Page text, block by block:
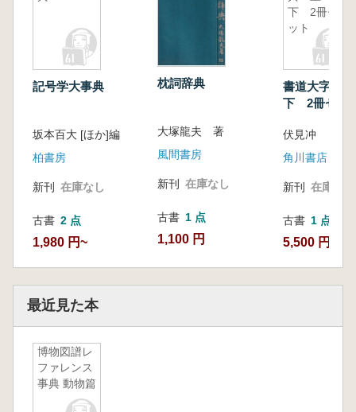
記号学大事典
坂本百大 [ほか]編
柏書房
新刊 在庫なし
古書 2 点
1,980 円~
枕詞辞典
大塚龍夫 著
風間書房
新刊 在庫なし
古書 1 点
1,100 円
下 2冊セ
ット
書道大字典
下 2冊セッ
伏見冲 編
角川書店
新刊 在庫なし
古書 1 点
5,500 円
最近見た本
博物図譜レ
ファレンス
事典 動物篇